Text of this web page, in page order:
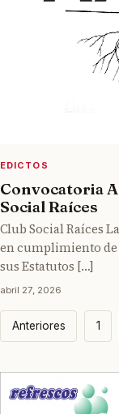
EDICTOS
Convocatoria
Social Raíces
Club Social Raíces
en cumplimiento de
sus Estatutos […]
abril 27, 2026
Paginación
de
entradas
Anteriores 1